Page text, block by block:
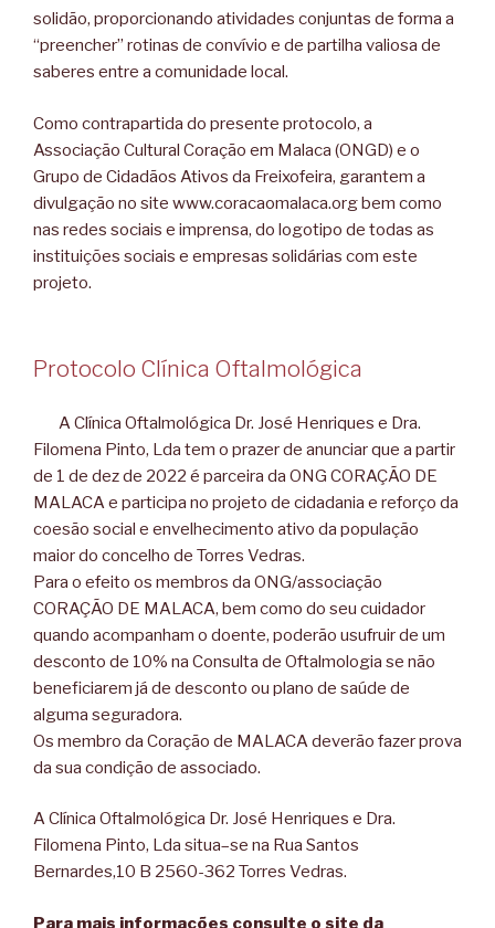
solidão, proporcionando atividades conjuntas de forma a
“preencher” rotinas de convívio e de partilha valiosa de
saberes entre a comunidade local.
Como contrapartida do presente protocolo, a
Associação Cultural Coração em Malaca (ONGD) e o
Grupo de Cidadãos Ativos da Freixofeira, garantem a
divulgação no site www.coracaomalaca.org bem como
nas redes sociais e imprensa, do logotipo de todas as
instituições sociais e empresas solidárias com este
projeto.
Protocolo Clínica Oftalmológica
A Clínica Oftalmológica Dr. José Henriques e Dra.
Filomena Pinto, Lda tem o prazer de anunciar que a partir
de 1 de dez de 2022 é parceira da ONG CORAÇÃO DE
MALACA e participa no projeto de cidadania e reforço da
coesão social e envelhecimento ativo da população
maior do concelho de Torres Vedras.
Para o efeito os membros da ONG/associação
CORAÇÃO DE MALACA, bem como do seu cuidador
quando acompanham o doente, poderão usufruir de um
desconto de 10% na Consulta de Oftalmologia se não
beneficiarem já de desconto ou plano de saúde de
alguma seguradora.
Os membro da Coração de MALACA deverão fazer prova
da sua condição de associado.
A Clínica Oftalmológica Dr. José Henriques e Dra.
Filomena Pinto, Lda situa–se na Rua Santos
Bernardes,10 B 2560-362 Torres Vedras.
Para mais informações consulte o site da